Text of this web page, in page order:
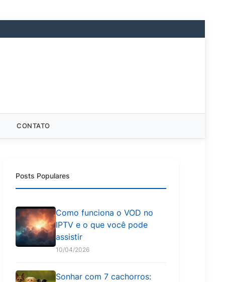
CONTATO
Posts Populares
Como funciona o VOD no
IPTV e o que você pode
assistir
10/04/2026
Sonhar com 7 cachorros: